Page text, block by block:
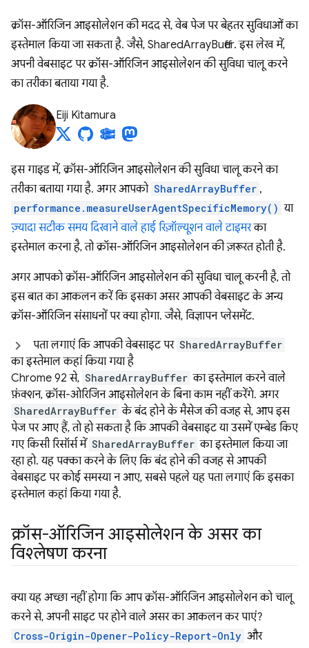
क्रॉस-ऑरिजिन आइसोलेशन की मदद से, वेब पेज पर बेहतर सुविधाओं का
इस्तेमाल किया जा सकता है. जैसे, SharedArrayBuffer. इस लेख में,
अपनी वेबसाइट पर क्रॉस-ऑरिजिन आइसोलेशन की सुविधा चालू करने
का तरीका बताया गया है.
Eiji Kitamura
इस गाइड में, क्रॉस-ऑरिजिन आइसोलेशन की सुविधा चालू करने का
तरीका बताया गया है. अगर आपको SharedArrayBuffer ,
performance.measureUserAgentSpecificMemory() या
ज़्यादा सटीक समय दिखाने वाले हाई रिज़ॉल्यूशन वाले टाइमरका
इस्तेमाल करना है, तो क्रॉस-ऑरिजिन आइसोलेशन की ज़रूरत होती है.
अगर आपको क्रॉस-ऑरिजिन आइसोलेशन की सुविधा चालू करनी है, तो
इस बात का आकलन करें कि इसका असर आपकी वेबसाइट के अन्य
क्रॉस-ऑरिजिन संसाधनों पर क्या होगा. जैसे, विज्ञापन प्लेसमेंट.
पता लगाएं कि आपकी वेबसाइट पर SharedArrayBuffer
का इस्तेमाल कहां किया गया है
Chrome 92 से, SharedArrayBuffer का इस्तेमाल करने वाले
फ़ंक्शन, क्रॉस-ओरिजिन आइसोलेशन के बिना काम नहीं करेंगे. अगर
SharedArrayBuffer के बंद होने के मैसेज की वजह से, आप इस
पेज पर आए हैं, तो हो सकता है कि आपकी वेबसाइट या उसमें एम्बेड किए
गए किसी रिसॉर्स में SharedArrayBuffer का इस्तेमाल किया जा
रहा हो. यह पक्का करने के लिए कि बंद होने की वजह से आपकी
वेबसाइट पर कोई समस्या न आए, सबसे पहले यह पता लगाएं कि इसका
इस्तेमाल कहां किया गया है.
क्रॉस-ऑरिजिन आइसोलेशन के असर का
विश्लेषण करना
क्या यह अच्छा नहीं होगा कि आप क्रॉस-ऑरिजिन आइसोलेशन को चालू
करने से, अपनी साइट पर होने वाले असर का आकलन कर पाएं?
Cross-Origin-Opener-Policy-Report-Only और